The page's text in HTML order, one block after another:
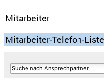
Mitarbeiter
Mitarbeiter-Telefon-Liste